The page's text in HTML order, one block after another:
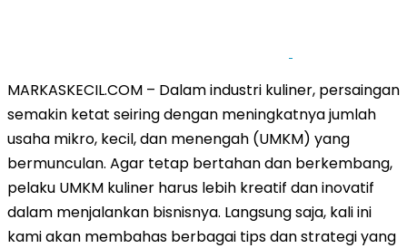
MARKASKECIL.COM – Dalam industri kuliner, persaingan
semakin ketat seiring dengan meningkatnya jumlah
usaha mikro, kecil, dan menengah (UMKM) yang
bermunculan. Agar tetap bertahan dan berkembang,
pelaku UMKM kuliner harus lebih kreatif dan inovatif
dalam menjalankan bisnisnya. Langsung saja, kali ini
kami akan membahas berbagai tips dan strategi yang